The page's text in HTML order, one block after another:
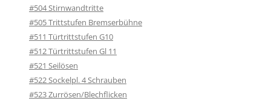
#504 Stirnwandtritte
#505 Trittstufen Bremserbühne
#511 Türtrittstufen G10
#512 Türtrittstufen Gl 11
#521 Seilösen
#522 Sockelpl. 4 Schrauben
#523 Zurrösen/Blechflicken